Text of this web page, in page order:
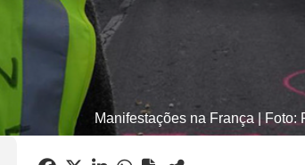
Manifestações na França | Foto: